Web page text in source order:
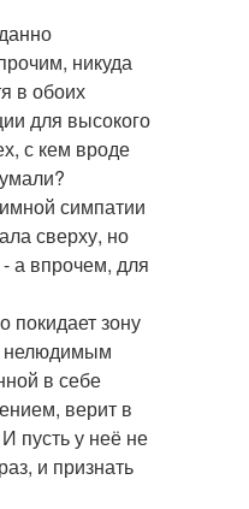
никуда
в обоих
для высокого
с кем вроде
симпатии
сверху, но
а впрочем, для
зону
нелюдимым
в себе
верит в
пусть у неё не
и признать